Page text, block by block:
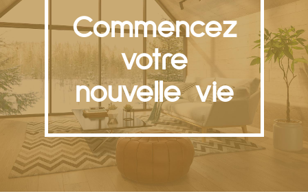
Commencez
votre
nouvelle vie